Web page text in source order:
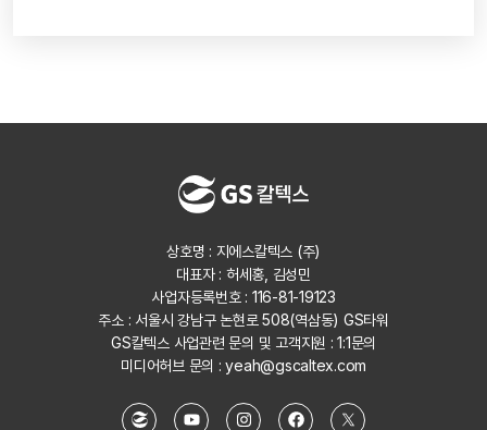
상호명 : 지에스칼텍스 (주)
대표자 : 허세홍, 김성민
사업자등록번호 : 116-81-19123
주소 : 서울시 강남구 논현로 508(역삼동) GS타워
GS칼텍스 사업관련 문의 및 고객지원 :1:1문의
미디어허브 문의 :yeah@gscaltex.com